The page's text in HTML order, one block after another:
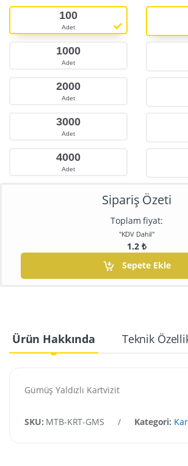
100
Adet
1000
Adet
2000
Adet
3000
Adet
4000
Adet
Sipariş Özeti
Toplam fiyat:
"KDV Dahil"
1.2 ₺
Sepete Ekle
Ürün Hakkında Teknik
Gümüş Yaldızlı Kartvizit
SKU: MTB-KRT-GMS / Kategori: